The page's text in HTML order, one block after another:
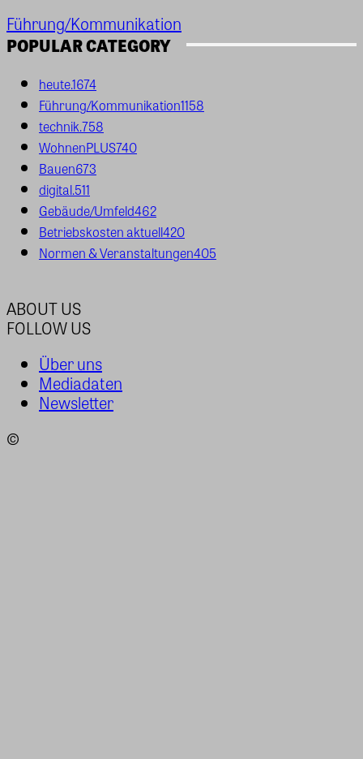
Führung/Kommunikation
POPULAR CATEGORY
heute.1674
Führung/Kommunikation1158
technik.758
WohnenPLUS740
Bauen673
digital.511
Gebäude/Umfeld462
Betriebskosten aktuell420
Normen & Veranstaltungen405
ABOUT US
FOLLOW US
Über uns
Mediadaten
Newsletter
©